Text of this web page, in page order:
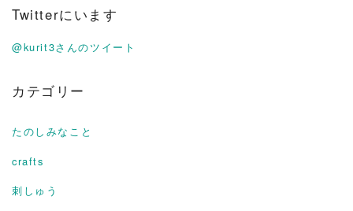
Twitterにいます
@kurit3さんのツイート
カテゴリー
たのしみなこと
crafts
刺しゅう